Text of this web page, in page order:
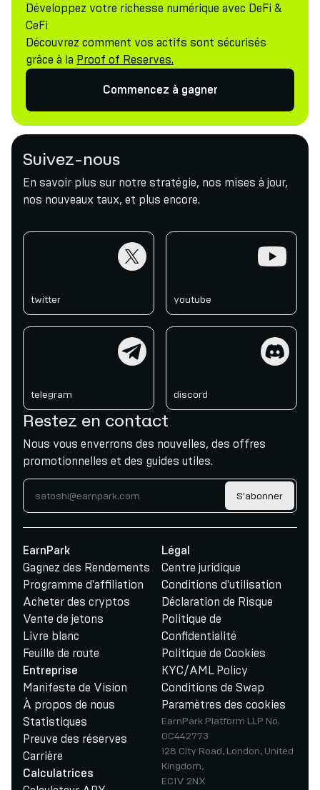
Développez votre richesse numérique avec DeFi &
CeFi
Découvrez comment vos actifs sont sécurisés
grâce à la Proof of Reserves.
Commencez à gagner
Suivez-nous
En savoir plus sur notre stratégie, nos mises à jour,
nos nouveaux taux, et plus encore.
twitter youtube
telegram discord
Restez en contact
Nous vous enverrons des nouvelles, des offres
promotionnelles et des guides utiles.
S'abonner
EarnPark
Gagnez des Rendements
Programme d'affiliation
Acheter des cryptos
Vente de jetons
Livre blanc
Feuille de route
Entreprise
Manifeste de Vision
À propos de nous
Statistiques
Preuve des réserves
Carrière
Calculatrices
Légal
Centre juridique
Conditions d'utilisation
Déclaration de Risque
Politique de
Confidentialité
Politique de Cookies
KYC/AML Policy
Conditions de Swap
Paramètres des cookies
EarnPark Platform LLP No.
OC442773
128 City Road, London, United
Kingdom,
EC1V 2NX